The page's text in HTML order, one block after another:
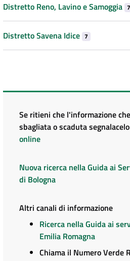
Distretto Reno, Lavino e Samoggia 7
Distretto Savena Idice 7
Se ritieni che l'informazione
sbagliata o scaduta segnalacelo
online
Nuova ricerca nella Guida ai
di Bologna
Altri canali di informazione
Ricerca nella Guida ai
Emilia Romagna
Chiama il Numero Verde